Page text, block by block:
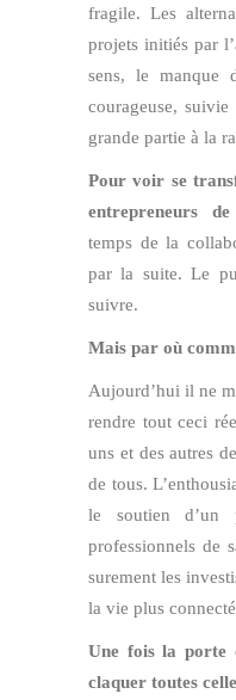
fragile. Les
projets initiés par
sens, le manque
courageuse,
grande partie à la
Pour voir se
entrepreneurs
temps de la
par la suite. Le
suivre.
Mais par où
Aujourd’hui il ne
rendre tout ceci
uns et des autres
de tous.
le soutien d’un
professionnels de
surement les
la vie plus
Une fois la porte
claquer toutes